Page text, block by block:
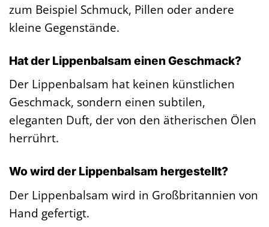
zum Beispiel Schmuck, Pillen oder andere
kleine Gegenstände.
Hat der Lippenbalsam einen Geschmack?
Der Lippenbalsam hat keinen künstlichen
Geschmack, sondern einen subtilen,
eleganten Duft, der von den ätherischen Ölen
herrührt.
Wo wird der Lippenbalsam hergestellt?
Der Lippenbalsam wird in Großbritannien von
Hand gefertigt.